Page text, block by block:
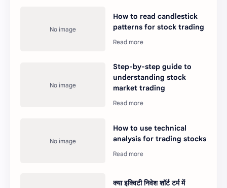
How to read candlestick
patterns for stock trading
Step-by-step guide to
understanding stock
market trading
How to use technical
analysis for trading stocks
क्या इक्विटी निवेश शॉर्ट टर्म में